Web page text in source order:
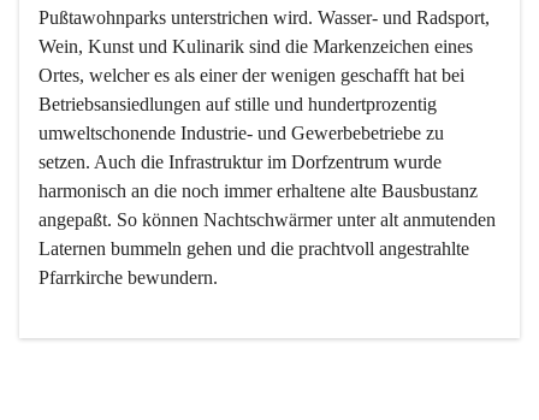
Pußtawohnparks unterstrichen wird. Wasser- und Radsport,
Wein, Kunst und Kulinarik sind die Markenzeichen eines
Ortes, welcher es als einer der wenigen geschafft hat bei
Betriebsansiedlungen auf stille und hundertprozentig
umweltschonende Industrie- und Gewerbebetriebe zu
setzen. Auch die Infrastruktur im Dorfzentrum wurde
harmonisch an die noch immer erhaltene alte Bausbustanz
angepaßt. So können Nachtschwärmer unter alt anmutenden
Laternen bummeln gehen und die prachtvoll angestrahlte
Pfarrkirche bewundern.
Der Weinbau dominert heute nicht mehr, ist aber integrativer